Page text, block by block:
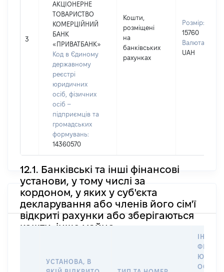
3
АКЦІОНЕРНЕ
ТОВАРИСТВО
КОМЕРЦІЙНИЙ
БАНК
«ПРИВАТБАНК»
Код в Єдиному
державному
реєстрі
юридичних
осіб, фізичних
осіб –
підприємців та
громадських
формувань:
14360570
Кошти,
розміщені
на
банківських
рахунках
Розмір:
15760
Валюта:
UAH
12.1. Банківські та інші фінансові
установи, у тому числі за
кордоном, у яких у суб'єкта
декларування або членів його сім'ї
відкриті рахунки або зберігаються
кошти, інше майно
УСТАНОВА, В